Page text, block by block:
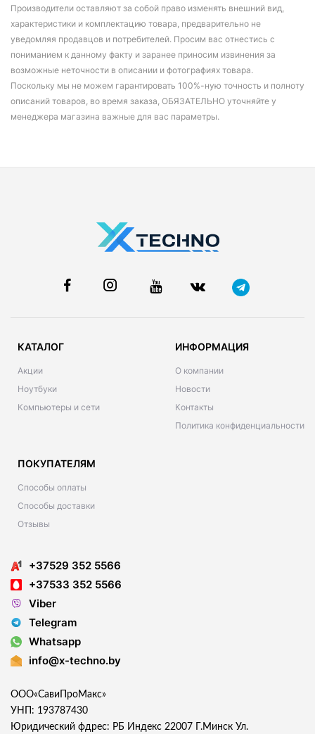
Производители оставляют за собой право изменять внешний вид,
характеристики и комплектацию товара, предварительно не
уведомляя продавцов и потребителей. Просим вас отнестись с
пониманием к данному факту и заранее приносим извинения за
возможные неточности в описании и фотографиях товара.
Поскольку мы не можем гарантировать 100%-ную точность и полноту
описаний товаров, во время заказа, ОБЯЗАТЕЛЬНО уточняйте у
менеджера магазина важные для вас параметры.
КАТАЛОГ
Акции
Ноутбуки
Компьютеры и сети
ИНФОРМАЦИЯ
О компании
Новости
Контакты
Политика конфиденциальности
ПОКУПАТЕЛЯМ
Способы оплаты
Способы доставки
Отзывы
+37529 352 5566
+37533 352 5566
Viber
Telegram
Whatsapp
info@x-techno.by
ООО«СавиПроМакс»
УНП: 193787430
Юридический фдрес: РБ Индекс 22007 Г.Минск Ул.